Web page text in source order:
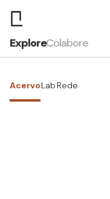
ExploreColabore
AcervoLab Rede